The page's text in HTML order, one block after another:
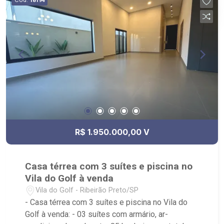
R$ 1.950.000,00 V
Casa térrea com 3 suítes e piscina no
Vila do Golf à venda
Vila do Golf - Ribeirão Preto/SP
- Casa térrea com 3 suítes e piscina no Vila do
Golf à venda: - 03 suítes com armário, ar-